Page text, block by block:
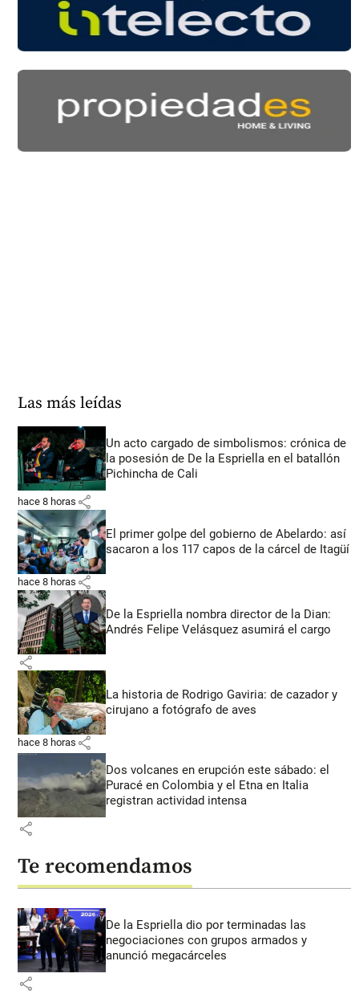
Las más leídas
Un acto cargado de simbolismos: crónica de
la posesión de De la Espriella en el batallón
Pichincha de Cali
hace 8 horas share
El primer golpe del gobierno de Abelardo: así
sacaron a los 117 capos de la cárcel de Itagüí
hace 8 horas share
De la Espriella nombra director de la Dian:
Andrés Felipe Velásquez asumirá el cargo
share
La historia de Rodrigo Gaviria: de cazador y
cirujano a fotógrafo de aves
hace 8 horas share
Dos volcanes en erupción este sábado: el
Puracé en Colombia y el Etna en Italia
registran actividad intensa
share
Te recomendamos
De la Espriella dio por terminadas las
negociaciones con grupos armados y
anunció megacárceles
share